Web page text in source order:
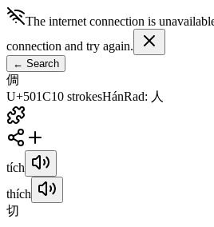
The internet connection is
connection and try again.
← Search
倜
U+501C10 strokesHánRad: 人
tích
thích
切